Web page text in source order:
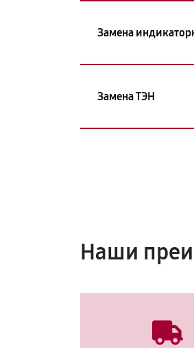
Замена
Замена ТЭН
Наши